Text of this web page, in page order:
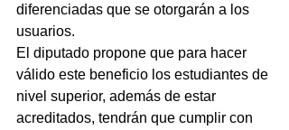
diferenciadas que se otorgarán a los
usuarios.
El diputado propone que para hacer
válido este beneficio los estudiantes de
nivel superior, además de estar
acreditados, tendrán que cumplir con